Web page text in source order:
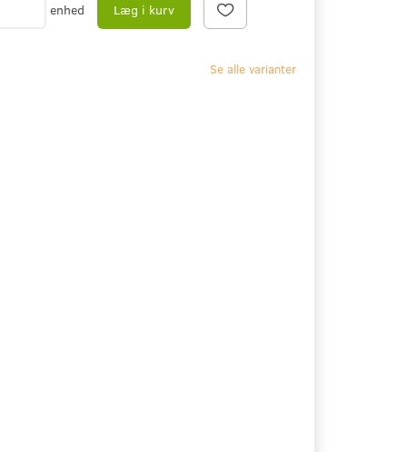
enhed
Læg i kurv
Se alle varianter